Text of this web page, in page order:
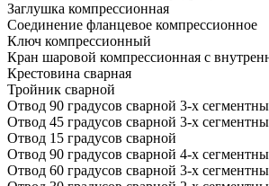
Заглушка компрессионная
Соединение фланцевое компрессионное
Ключ компрессионный
Кран шаровой компрессионная с
Крестовина сварная
Тройник сварной
Отвод 90 градусов сварной 3-х
Отвод 45 градусов сварной 3-х
Отвод 15 градусов сварной
Отвод 90 градусов сварной 4-х
Отвод 60 градусов сварной 3-х